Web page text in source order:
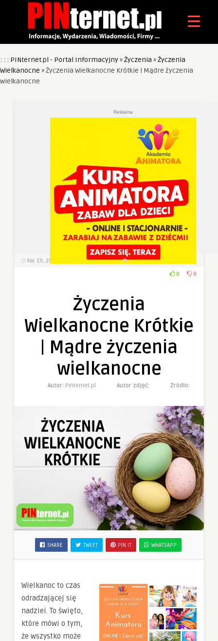
: : : PINternet.pl - Portal Informacyjny»Życzenia »Życzenia
Wielkanocne »Życzenia Wielkanocne Krótkie | Mądre życzenia
wielkanocne
Reklama
kw. 19, 2025 Wyświetlenia 0 Komentarzy
0 0
Życzenia
Wielkanocne Krótkie
| Mądre życzenia
wielkanocne
Autor: Pinternet.pl Autor zdjęć: Żródło:
SHARE TWEET PIN IT WHATSAPP
Wielkanoc to czas
odradzającej się
nadziei. To święto,
które mówi o tym,
że wszystko może